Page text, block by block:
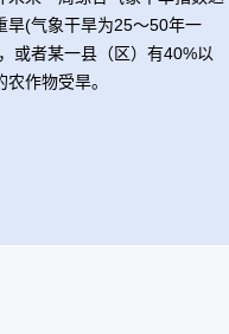
旱(气象干旱为25～50年一
或者某一县（区）有40%以
农作物受旱。